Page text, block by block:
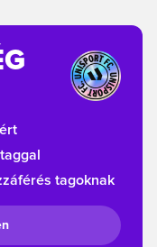
tagoknak